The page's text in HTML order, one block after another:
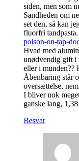
siden, men som
Sandheden om
set den, så kan
fluorfri tandpasta.
poison-on-tap-
Hvad med
unødvendig gift i
eller i munden??
Åbenbaring står
oversættelse,
I bliver nok
ganske lang,
Besvar